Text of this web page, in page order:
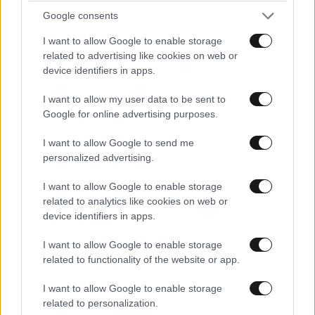
Google consents
I want to allow Google to enable storage
related to advertising like cookies on web or
device identifiers in apps.
I want to allow my user data to be sent to
Google for online advertising purposes.
I want to allow Google to send me
personalized advertising.
I want to allow Google to enable storage
related to analytics like cookies on web or
device identifiers in apps.
I want to allow Google to enable storage
related to functionality of the website or app.
I want to allow Google to enable storage
related to personalization.
ΠΡΟΣΕΥΧΗ !!! " τους λογισμούς διόρθωσον τας
εννοίας κάθαρον "
Απαντήστε